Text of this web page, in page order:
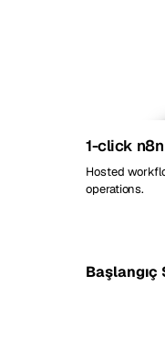
1-click n8n
Hosted
operations.
Başlangıç